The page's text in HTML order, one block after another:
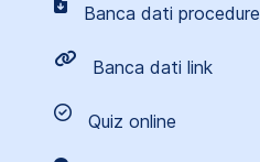
Banca dati procedure
Banca dati link
Quiz online